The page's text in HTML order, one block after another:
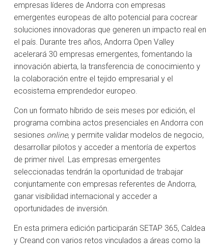
empresas líderes de Andorra con empresas
emergentes europeas de alto potencial para cocrear
soluciones innovadoras que generen un impacto real en
el país. Durante tres años, Andorra Open Valley
acelerará 30 empresas emergentes, fomentando la
innovación abierta, la transferencia de conocimiento y
la colaboración entre el tejido empresarial y el
ecosistema emprendedor europeo.
Con un formato híbrido de seis meses por edición, el
programa combina actos presenciales en Andorra con
sesiones online, y permite validar modelos de negocio,
desarrollar pilotos y acceder a mentoría de expertos
de primer nivel. Las empresas emergentes
seleccionadas tendrán la oportunidad de trabajar
conjuntamente con empresas referentes de Andorra,
ganar visibilidad internacional y acceder a
oportunidades de inversión.
En esta primera edición participarán SETAP 365, Caldea
y Creand con varios retos vinculados a áreas como la